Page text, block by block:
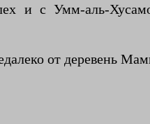
и с Умм-аль-
от деревень